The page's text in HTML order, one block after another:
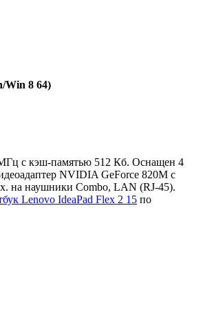
Win 8 64)
МГц с кэш-памятью 512 Кб. Оснащен 4
NVIDIA GeForce 820M с
на наушники Combo, LAN (RJ-45).
Lenovo IdeaPad Flex 2 15 по